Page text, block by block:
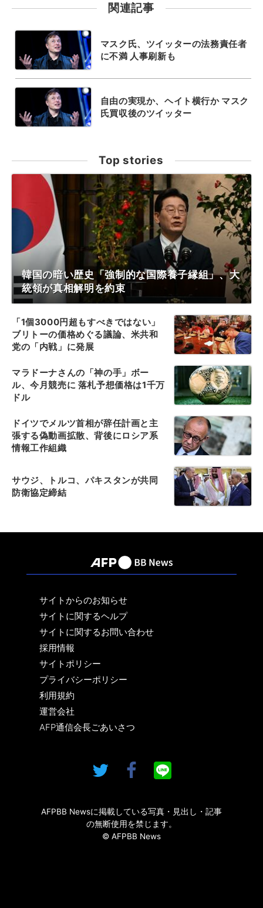
関連記事
マスク氏、ツイッターの法務責任者
に不満 人事刷新も
自由の実現か、ヘイト横行か マスク
氏買収後のツイッター
Top stories
韓国の暗い歴史「強制的な国際養子縁組」、大
統領が真相解明を約束
「1個3000円超もすべきではない」
ブリトーの価格めぐる議論、米共和
党の「内戦」に発展
マラドーナさんの「神の手」ボー
ル、今月競売に 落札予想価格は1千万
ドル
ドイツでメルツ首相が辞任計画と主
張する偽動画拡散、背後にロシア系
情報工作組織
サウジ、トルコ、パキスタンが共同
防衛協定締結
サイトからのお知らせ
サイトに関するヘルプ
サイトに関するお問い合わせ
採用情報
サイトポリシー
プライバシーポリシー
利用規約
運営会社
AFP通信会長ごあいさつ
AFPBB Newsに掲載している写真・見出し・記事
の無断使用を禁じます。
© AFPBB News